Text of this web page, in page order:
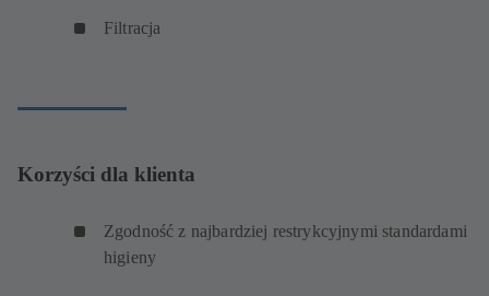
Filtracja
Korzyści dla klienta
Zgodność z najbardziej restrykcyjnymi standardami
higieny